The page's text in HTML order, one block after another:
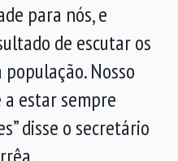
para nós, e
de escutar os
população. Nosso
estar sempre
disse o secretário